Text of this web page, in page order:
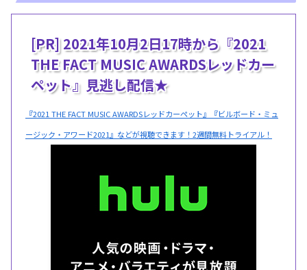
[PR] 2021年10月2日17時から『2021
THE FACT MUSIC AWARDSレッドカー
ペット』見逃し配信★
『2021 THE FACT MUSIC AWARDSレッドカーペット』『ビルボード・ミュ
ージック・アワード2021』などが視聴できます！2週間無料トライアル！